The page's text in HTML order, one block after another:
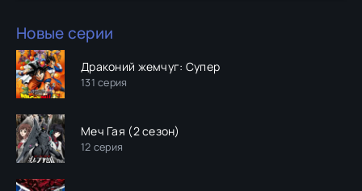
Новые серии
Драконий жемчуг: Супер
131 серия
Меч Гая (2 сезон)
12 серия